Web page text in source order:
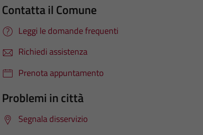
Contatta il Comune
Leggi le domande frequenti
Richiedi assistenza
Prenota appuntamento
Problemi in città
Segnala disservizio